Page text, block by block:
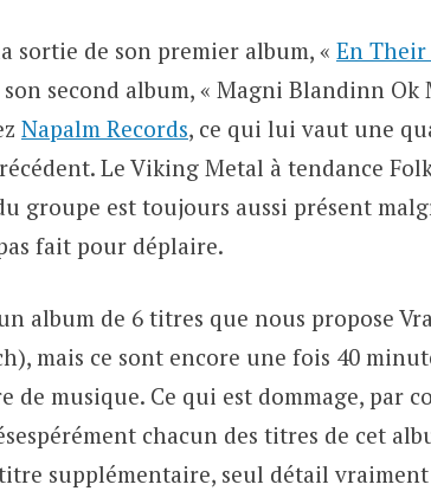
sortie de son premier album, « En Their
son second album, « Magni Blandinn
Napalm Records, ce qui lui vaut une
Le Viking Metal à tendance
groupe est toujours aussi présent
fait pour déplaire.
album de 6 titres que nous propose
mais ce sont encore une fois 40
de musique. Ce qui est dommage, par
chacun des titres de cet
supplémentaire, seul détail